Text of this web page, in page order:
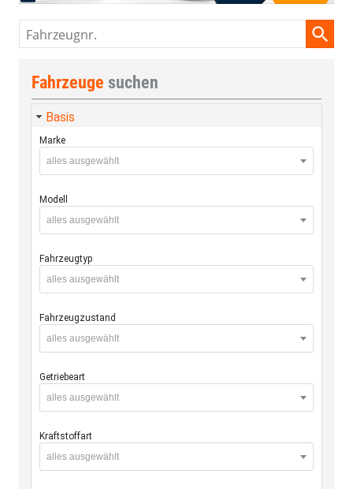
Fahrzeugnr.
Fahrzeuge suchen
Basis
Marke
alles ausgewählt
Modell
alles ausgewählt
Fahrzeugtyp
alles ausgewählt
Fahrzeugzustand
alles ausgewählt
Getriebeart
alles ausgewählt
Kraftstoffart
alles ausgewählt